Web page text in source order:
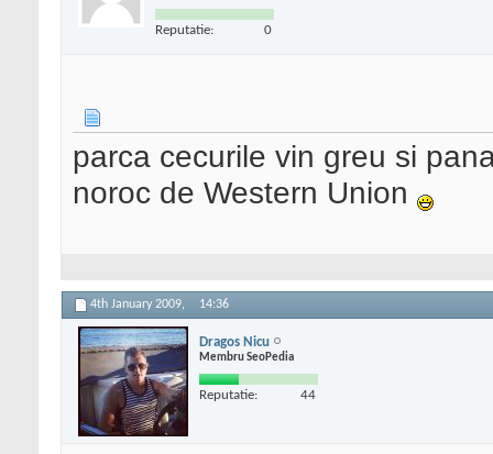
Reputatie: 0
parca cecurile vin greu si
noroc de Western Union
4th January 2009, 14:36
Dragos Nicu
Membru SeoPedia
Reputatie: 44